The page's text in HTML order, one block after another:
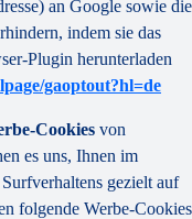
an Google sowie die
indem sie das
Plugin herunterladen
gaoptout?hl=de
Cookies von
es uns, Ihnen im
gezielt auf
folgende Werbe-Cookies